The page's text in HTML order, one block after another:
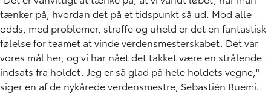
tænker på, hvordan det på et tidspunkt så ud. Mod alle
odds, med problemer, straffe og uheld er det en fantastisk
følelse for teamet at vinde verdensmesterskabet. Det var
vores mål her, og vi har nået det takket være en strålende
indsats fra holdet. Jeg er så glad på hele holdets vegne,"
siger en af de nykårede verdensmestre, Sebastién Buemi.